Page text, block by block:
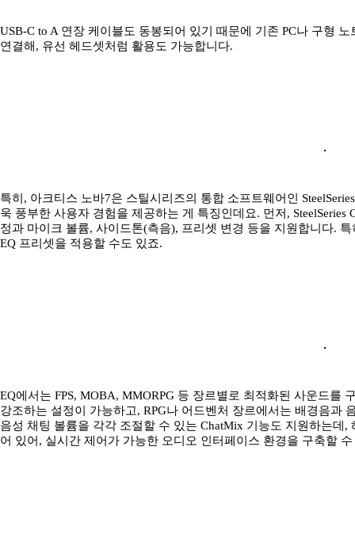
USB-C to A 연장 케이블도 동봉되어 있기 때문에 기존 PC나 구형
연결해, 유선 헤드셋처럼 활용도 가능합니다.
특히, 아크티스 노바7은 스틸시리즈의 통합 소프트웨어인
욱 풍부한 사용자 경험을 제공하는 게 특징인데요. 먼저,
정과 마이크 볼륨, 사이드톤(측음), 프리셋 변경 등을 지원합니다.
EQ 프리셋을 적용할 수도 있죠.
EQ에서는 FPS, MOBA, MMORPG 등 장르별로 최적화된 사운드를
강조하는 설정이 가능하고, RPG나 어드벤처 장르에서는 배경음과
음성 채팅 볼륨을 각각 조절할 수 있는 ChatMix 기능도 지원하는데
어 있어, 실시간 제어가 가능한 오디오 인터페이스 환경을 구축할